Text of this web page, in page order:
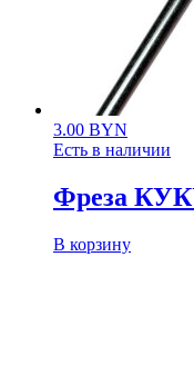
3.00 BYN
Есть в наличии
Фреза
В корзину